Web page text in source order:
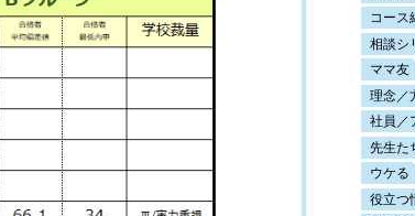
コース
相談シ
ママ友
理念／
社員／
先生た
ウケる
役立つ